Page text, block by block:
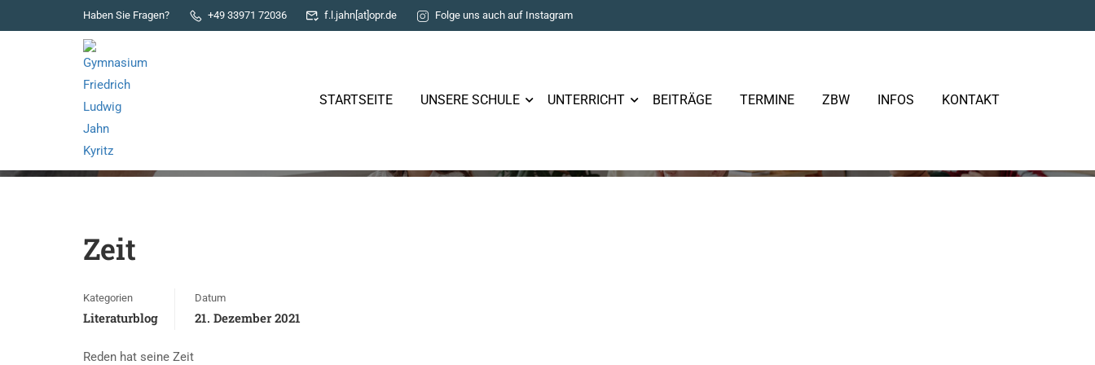
Haben Sie Fragen? +49 33971 72036 f.l.jahn[at]opr.de Folge uns auch auf Instagram
STARTSEITE UNSERE SCHULE UNTERRICHT BEITRÄGE TERMINE ZBW INFOS KONTAKT
Literaturblog
Zeit
Kategorien
Literaturblog
Datum
21. Dezember 2021
Reden hat seine Zeit